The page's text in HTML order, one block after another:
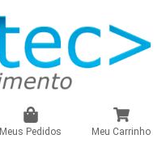
Meus Pedidos Meu Carrinho